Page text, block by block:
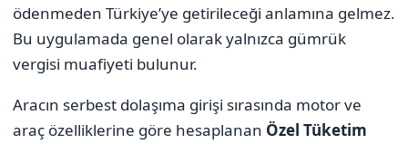
ödenmeden Türkiye’ye getirileceği anlamına gelmez.
Bu uygulamada genel olarak yalnızca gümrük
vergisi muafiyeti bulunur.
Aracın serbest dolaşıma girişi sırasında motor ve
araç özelliklerine göre hesaplanan Özel Tüketim